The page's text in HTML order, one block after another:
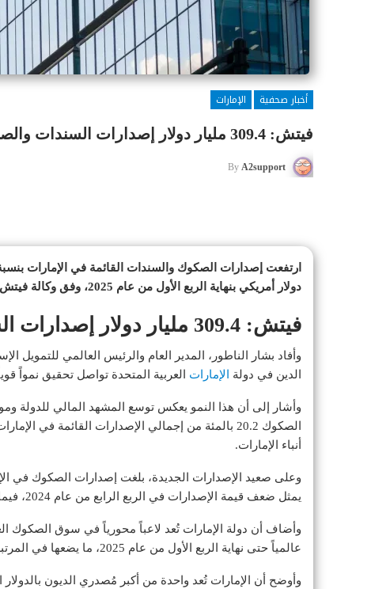
أخبار صحفية
الإمارات
فيتش: 309.4 مليار دولار إصدارات السندات والصكوك في الإمارات
By A2support
دولار أمريكي بنهاية الربع الأول من عام 2025، وفق وكالة فيتش للتصنيفات الائتمانية.
فيتش: 309.4 مليار دولار إصدارات السندات والصكوك في الإمارات
وأفاد بشار الناطور، المدير العام والرئيس العالمي للتمويل
الدين في دولة
الإمارات العربية المتحدة تواصل تحقيق نمواً
وأشار إلى أن هذا النمو يعكس توسع المشهد المالي
الصكوك 20.2 بالمئة من إجمالي الإصدارات القائمة
أنباء الإمارات.
يمثل ضعف قيمة الإصدارات في الربع الرابع من عام 2024، فيما بلغت إصدارات السندات 24.1 مليار دولار.
عالمياً حتى نهاية الربع الأول من عام 2025، ما يضعها في المرتبة الرابعة عالمياً بعد ماليزيا، والسعودية، وإندونيسيا.